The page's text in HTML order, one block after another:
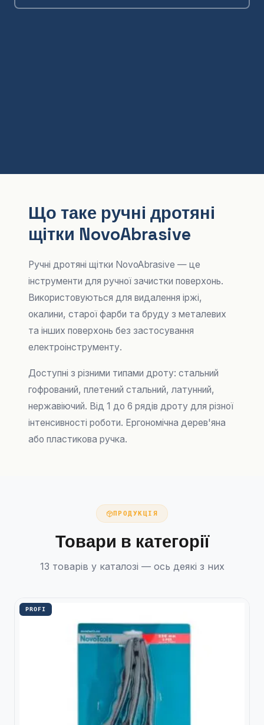
Що таке ручні дротяні
щітки NovoAbrasive
Ручні дротяні щітки NovoAbrasive — це
інструменти для ручної зачистки поверхонь.
Використовуються для видалення іржі,
окалини, старої фарби та бруду з металевих
та інших поверхонь без застосування
електроінструменту.
Доступні з різними типами дроту: стальний
гофрований, плетений стальний, латунний,
нержавіючий. Від 1 до 6 рядів дроту для різної
інтенсивності роботи. Ергономічна дерев'яна
або пластикова ручка.
ПРОДУКЦІЯ
Товари в категорії
13 товарів у каталозі — ось деякі з них
PROFI